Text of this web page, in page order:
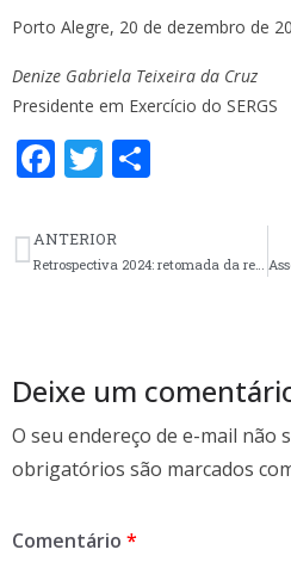
Porto Alegre, 20 de dezembro de
Denize Gabriela Teixeira da Cruz
Presidente em Exercício do SERGS
F
e
b
k
T
itt
er e
ANTERIOR
Retrospectiva 2024: retomada da representação democrática no Conselho Estadual de Saúde
Deixe um
O seu endereço de e-mail não
obrigatórios são marcados
Comentário *